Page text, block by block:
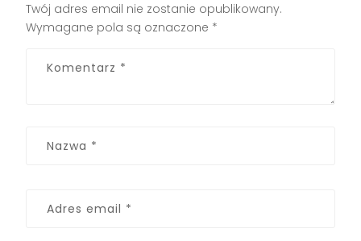
Twój adres email nie zostanie opublikowany.
Wymagane pola są oznaczone *